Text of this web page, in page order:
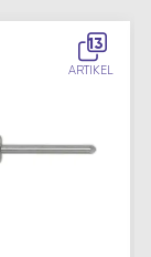
13
ARTIKEL